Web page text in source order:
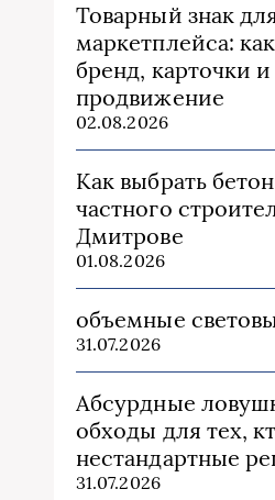
Товарный знак
маркетплейса:
бренд, карточки
продвижение
02.08.2026
Как выбрать
частного
Дмитрове
01.08.2026
объемные
31.07.2026
Абсурдные
обходы для тех,
нестандартные
31.07.2026